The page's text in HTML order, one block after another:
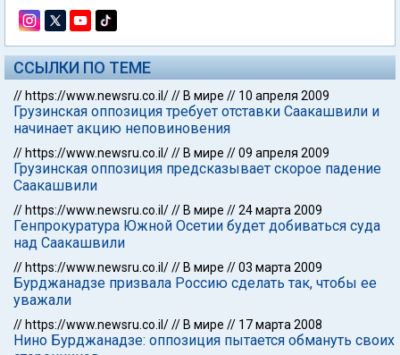
ССЫЛКИ ПО ТЕМЕ
// https://www.newsru.co.il/// В мире // 10 апреля 2009
Грузинская оппозиция требует отставки Саакашвили и
начинает акцию неповиновения
// https://www.newsru.co.il/// В мире //09 апреля 2009
Грузинская оппозиция предсказывает скорое падение
Саакашвили
// https://www.newsru.co.il/// В мире //24 марта 2009
Генпрокуратура Южной Осетии будет добиваться суда
над Саакашвили
// https://www.newsru.co.il/// В мире //03 марта 2009
Бурджанадзе призвала Россию сделать так, чтобы ее
уважали
// https://www.newsru.co.il/// В мире // 17 марта 2008
Нино Бурджанадзе: оппозиция пытается обмануть своих